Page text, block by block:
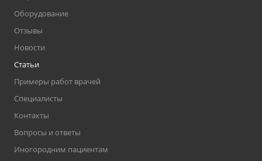
Оборудование
Отзывы
Новости
Статьи
Примеры работ врачей
Специалисты
Контакты
Вопросы и ответы
Иногородним пациентам